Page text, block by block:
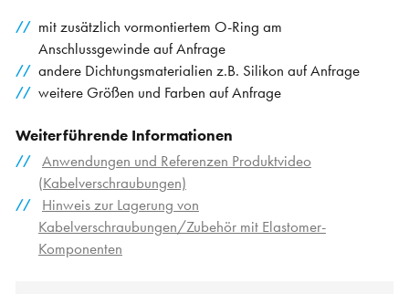
mit zusätzlich vormontiertem O-Ring am
Anschlussgewinde auf Anfrage
andere Dichtungsmaterialien z.B. Silikon auf Anfrage
weitere Größen und Farben auf Anfrage
Weiterführende Informationen
Anwendungen und Referenzen Produktvideo
(Kabelverschraubungen)
Hinweis zur Lagerung von
Kabelverschraubungen/Zubehör mit Elastomer-
Komponenten